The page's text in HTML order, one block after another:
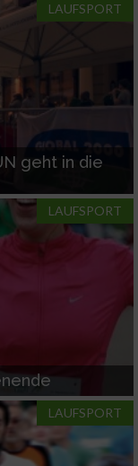
LAUFSPORT
geht in die
LAUFSPORT
LAUFSPORT